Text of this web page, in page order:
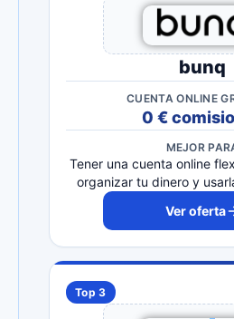
bunq
CUENTA ONLINE
0 €
MEJOR
Tener una cuenta online
organizar tu dinero y
Ver oferta
Top 3